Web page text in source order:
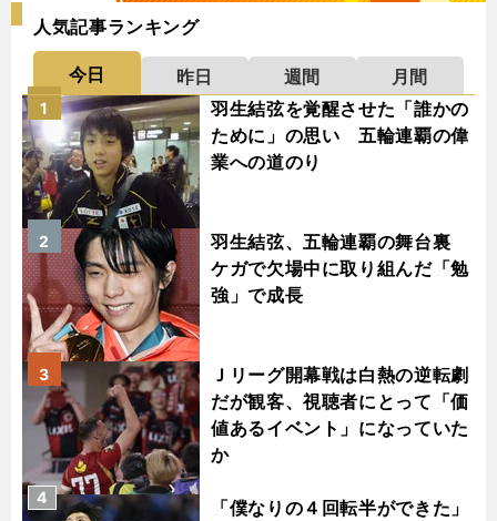
人気記事ランキング
今日 昨日 週間
月間
羽生結弦を覚醒させた「誰かの
ために」の思い 五輪連覇の偉
業への道のり
1
羽生結弦、五輪連覇の舞台裏
ケガで欠場中に取り組んだ「勉
強」で成長
2
Ｊリーグ開幕戦は白熱の逆転劇
だが観客、視聴者にとって「価
値あるイベント」になっていた
か
3
「僕なりの４回転半ができた」
4